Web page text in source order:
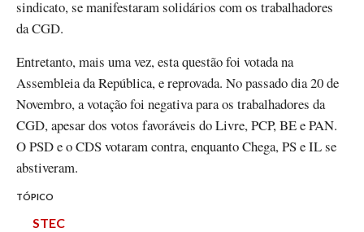
sindicato, se manifestaram solidários com os trabalhadores
da CGD.
Entretanto, mais uma vez, esta questão foi votada na
Assembleia da República, e reprovada. No passado dia 20 de
Novembro, a votação foi negativa para os trabalhadores da
CGD, apesar dos votos favoráveis do Livre, PCP, BE e PAN.
O PSD e o CDS votaram contra, enquanto Chega, PS e IL se
abstiveram.
TÓPICO
STEC